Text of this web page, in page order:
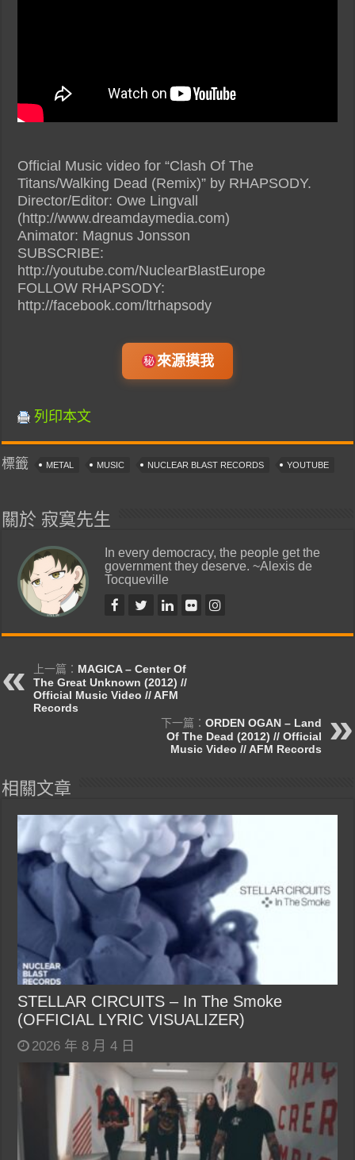
Official Music video for “Clash Of The
Titans/Walking Dead (Remix)” by RHAPSODY.
Director/Editor: Owe Lingvall
(http://www.dreamdaymedia.com)
Animator: Magnus Jonsson
SUBSCRIBE:
http://youtube.com/NuclearBlastEurope
FOLLOW RHAPSODY:
http://facebook.com/ltrhapsody
來源摸我
列印本文
標籤 METAL MUSIC NUCLEAR BLAST RECORDS YOUTUBE
關於 寂寞先生
In every democracy, the people get the
government they deserve. ~Alexis de
Tocqueville
上一篇： MAGICA – Center Of
The Great Unknown (2012) //
Official Music Video // AFM
Records
下一篇： ORDEN OGAN – Land
Of The Dead (2012) // Official
Music Video // AFM Records
相關文章
STELLAR CIRCUITS – In The Smoke
(OFFICIAL LYRIC VISUALIZER)
2026 年 8 月 4 日